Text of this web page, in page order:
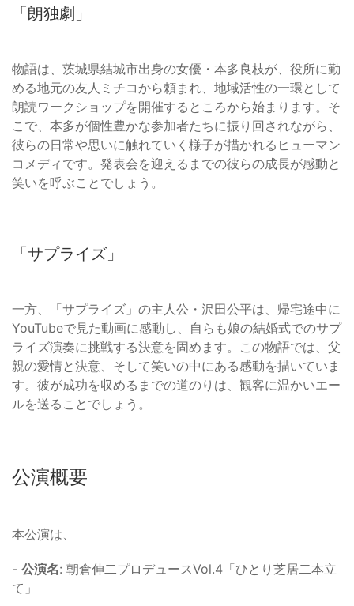
「朗独劇」
物語は、茨城県結城市出身の女優・本多良枝が、役所に勤
める地元の友人ミチコから頼まれ、地域活性の一環として
朗読ワークショップを開催するところから始まります。そ
こで、本多が個性豊かな参加者たちに振り回されながら、
彼らの日常や思いに触れていく様子が描かれるヒューマン
コメディです。発表会を迎えるまでの彼らの成長が感動と
笑いを呼ぶことでしょう。
「サプライズ」
一方、「サプライズ」の主人公・沢田公平は、帰宅途中に
YouTubeで見た動画に感動し、自らも娘の結婚式でのサプ
ライズ演奏に挑戦する決意を固めます。この物語では、父
親の愛情と決意、そして笑いの中にある感動を描いていま
す。彼が成功を収めるまでの道のりは、観客に温かいエー
ルを送ることでしょう。
公演概要
本公演は、
- 公演名: 朝倉伸二プロデュースVol.4「ひとり芝居二本立
て」